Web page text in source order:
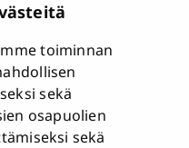
toiminnan
sekä
osapuolien
sekä